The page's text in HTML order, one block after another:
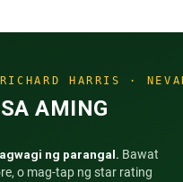
HARRIS ·
AMING
ng parangal. Bawat
o mag-tap ng star rating